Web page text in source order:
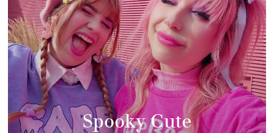
Spooky Cute